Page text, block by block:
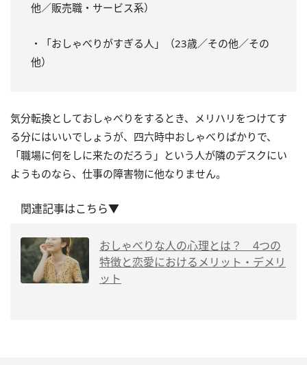
他／販売職・サービス系）
・「おしゃべりがすぎる人」（23歳／その他／その
他）
気分転換としておしゃべりをするとき、メリハリをつけてす
る分にはいいでしょうが、四六時中おしゃべりばかりで、
「職場に何をしに来たのだろう」という人が隣のデスクにい
ようものなら、仕事の障害物に他なりません。
関連記事はこちら▼
おしゃべりな人の心理とは？ 4つの
特徴と恋愛におけるメリット・デメリ
ット